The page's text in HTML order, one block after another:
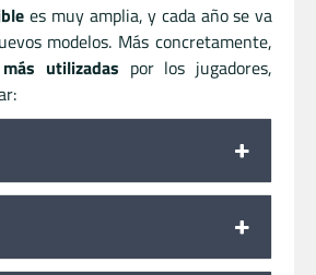
es muy amplia, y cada año se va
modelos. Más concretamente,
utilizadas por los jugadores,